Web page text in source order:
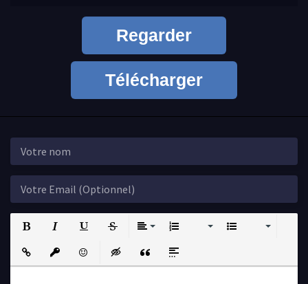
Regarder
Télécharger
Insert LinkInsert protected link
EmoticonsInsert hidden text
Insert QuoteInsert spoiler